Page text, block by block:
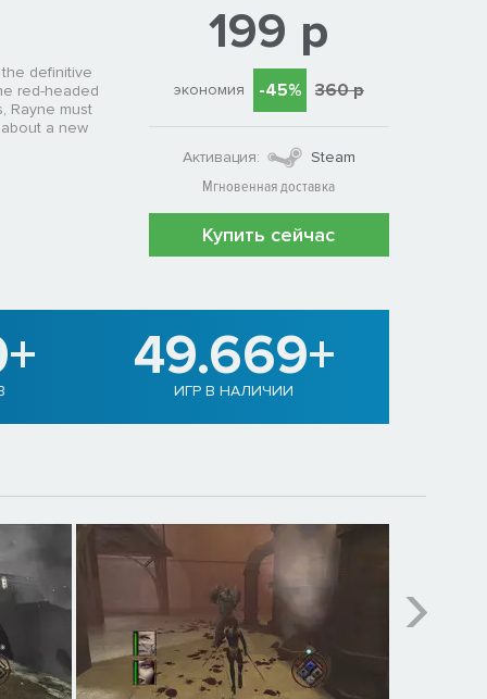
definitive
red-headed
Rayne must
a new
199 р
экономия -45% 360 р
Активация:
Steam
Мгновенная доставка
Купить сейчас
49.669+
ИГР В НАЛИЧИИ